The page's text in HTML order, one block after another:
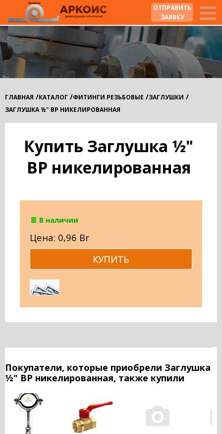
ОТПРАВИТЬ
ЗАЯВКУ
ГЛАВНАЯ /КАТАЛОГ /ФИТИНГИ РЕЗЬБОВЫЕ /ЗАГЛУШКИ /
ЗАГЛУШКА ½" ВР НИКЕЛИРОВАННАЯ
Купить Заглушка ½"
ВР никелированная
В наличии
Цена: 0,96 Br
Покупатели, которые приобрели Заглушка
½" ВР никелированная, также купили